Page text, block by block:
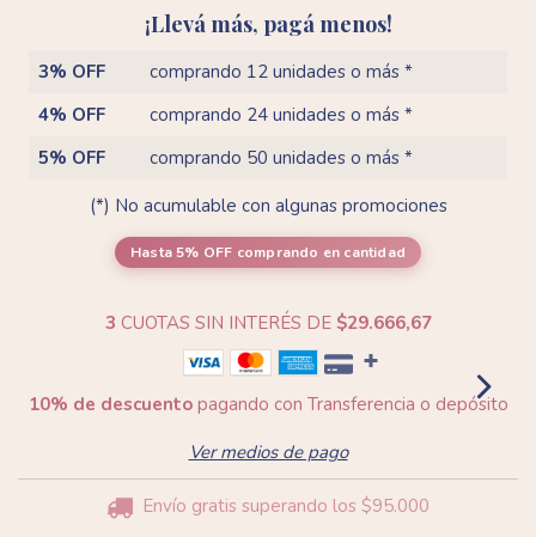
¡Llevá más, pagá menos!
3% OFF
comprando 12 unidades o más *
4% OFF
comprando 24 unidades o más *
5% OFF
comprando 50 unidades o más *
(*) No acumulable con algunas promociones
Hasta 5% OFF comprando en cantidad
3 CUOTAS SIN INTERÉS DE $29.666,67
10% de descuentopagando con Transferencia o depósito
Ver medios de pago
Envío gratis superando los $95.000